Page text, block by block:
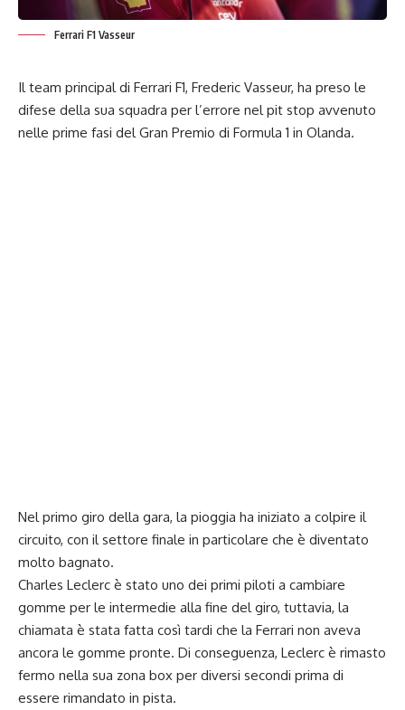
Ferrari F1 Vasseur
Il team principal di Ferrari F1, Frederic Vasseur, ha preso le
difese della sua squadra per l’errore nel pit stop avvenuto
nelle prime fasi del Gran Premio di Formula 1 in Olanda.
Nel primo giro della gara, la pioggia ha iniziato a colpire il
circuito, con il settore finale in particolare che è diventato
molto bagnato.
Charles Leclerc è stato uno dei primi piloti a cambiare
gomme per le intermedie alla fine del giro, tuttavia, la
chiamata è stata fatta così tardi che la Ferrari non aveva
ancora le gomme pronte. Di conseguenza, Leclerc è rimasto
fermo nella sua zona box per diversi secondi prima di
essere rimandato in pista.